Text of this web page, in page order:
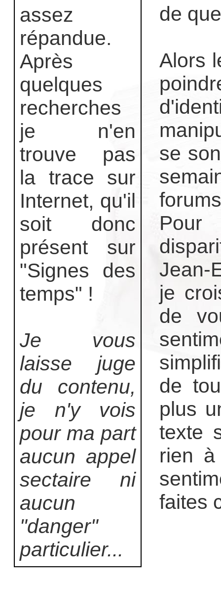
assez
répandue.
Après
quelques
recherches
je n'en
trouve pas
la trace sur
Internet, qu'il
soit donc
présent sur
"Signes des
temps" !
Je vous
laisse juge
du contenu,
je n'y vois
pour ma part
aucun appel
sectaire ni
aucun
"danger"
particulier...
de
Alors
se
Pour
Jean-
je
de
de
plus
texte
rien
faites